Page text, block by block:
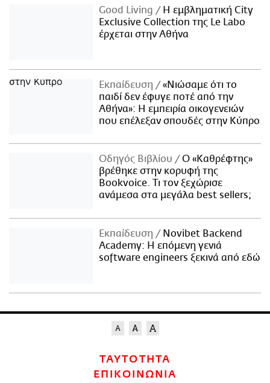
Good Living
Η εμβληματική City
Exclusive Collection της Le Labo
έρχεται στην Αθήνα
Εκπαίδευση
«Νιώσαμε ότι το
παιδί δεν έφυγε ποτέ από την
Αθήνα»: Η εμπειρία οικογενειών
που επέλεξαν σπουδές στην Κύπρο
Οδηγός Βιβλίου
Ο «Καθρέφτης»
βρέθηκε στην κορυφή της
Bookvoice. Τι τον ξεχώρισε
ανάμεσα στα μεγάλα best sellers;
Εκπαίδευση
Novibet Backend
Academy: Η επόμενη γενιά
software engineers ξεκινά από εδώ
ΤΑΥΤΟΤΗΤΑ
ΕΠΙΚΟΙΝΩΝΙΑ